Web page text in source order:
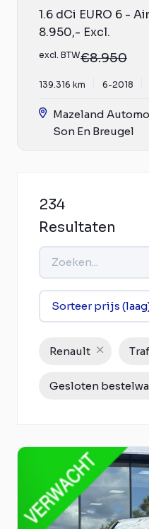
1.6 dCi EURO 6 -
8.950,- Excl.
excl. BTW€8.950
139.316 km 6-2018
Mazeland
Son En Breugel
234
Resultaten
Renault
Gesloten